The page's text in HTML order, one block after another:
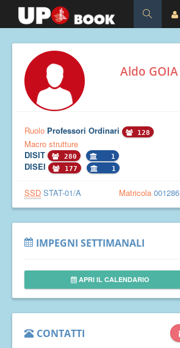
Aldo GOIA
Ruolo Professori Ordinari 128
Macro strutture
DISIT
280 1
DISEI 177 1
SSD STAT-01/A Matricola 001286
IMPEGNI SETTIMANALI
APRI IL CALENDARIO
CONTATTI